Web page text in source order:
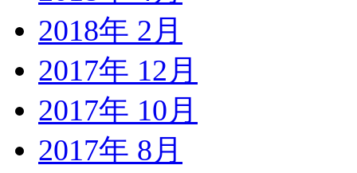
2018年 2月
2017年 12月
2017年 10月
2017年 8月